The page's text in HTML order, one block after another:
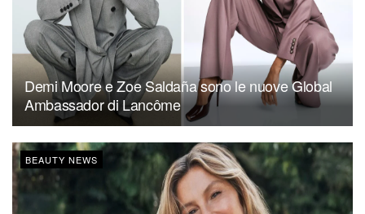
Demi Moore e Zoe Saldaña sono le nuove Global
Ambassador di Lancôme
BEAUTY NEWS